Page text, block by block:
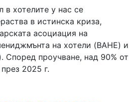
в хотелите у нас се
в истинска криза,
асоциация на
на хотели (BAHE) и
Според проучване, над 90% от
2025 г.